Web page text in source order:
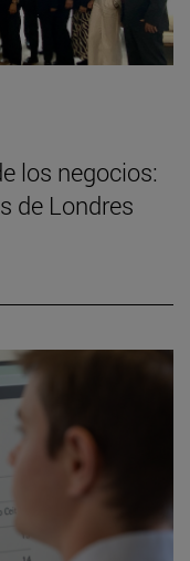
los negocios:
de Londres